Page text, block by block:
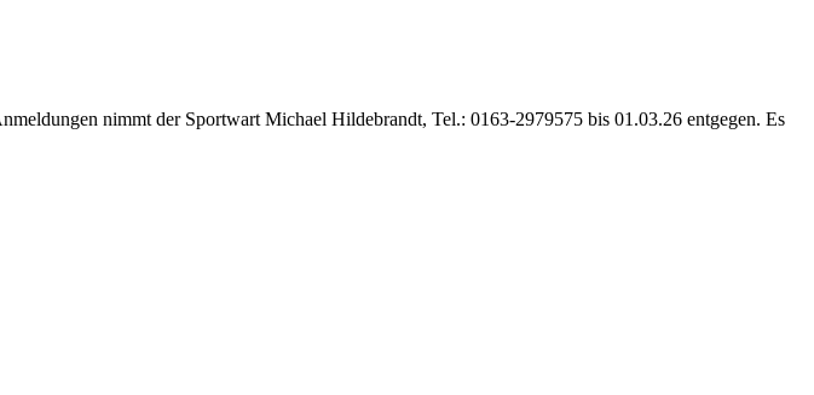
nimmt der Sportwart Michael Hildebrandt, Tel.: 0163-2979575 bis 01.03.26 entgegen. Es